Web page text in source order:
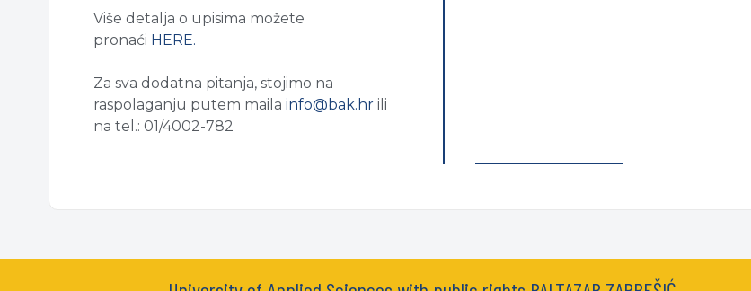
Više detalja o upisima možete
pronaći HERE.
Za sva dodatna pitanja, stojimo na
raspolaganju putem mailainfo@bak.hr ili
na tel.: 01/4002-782